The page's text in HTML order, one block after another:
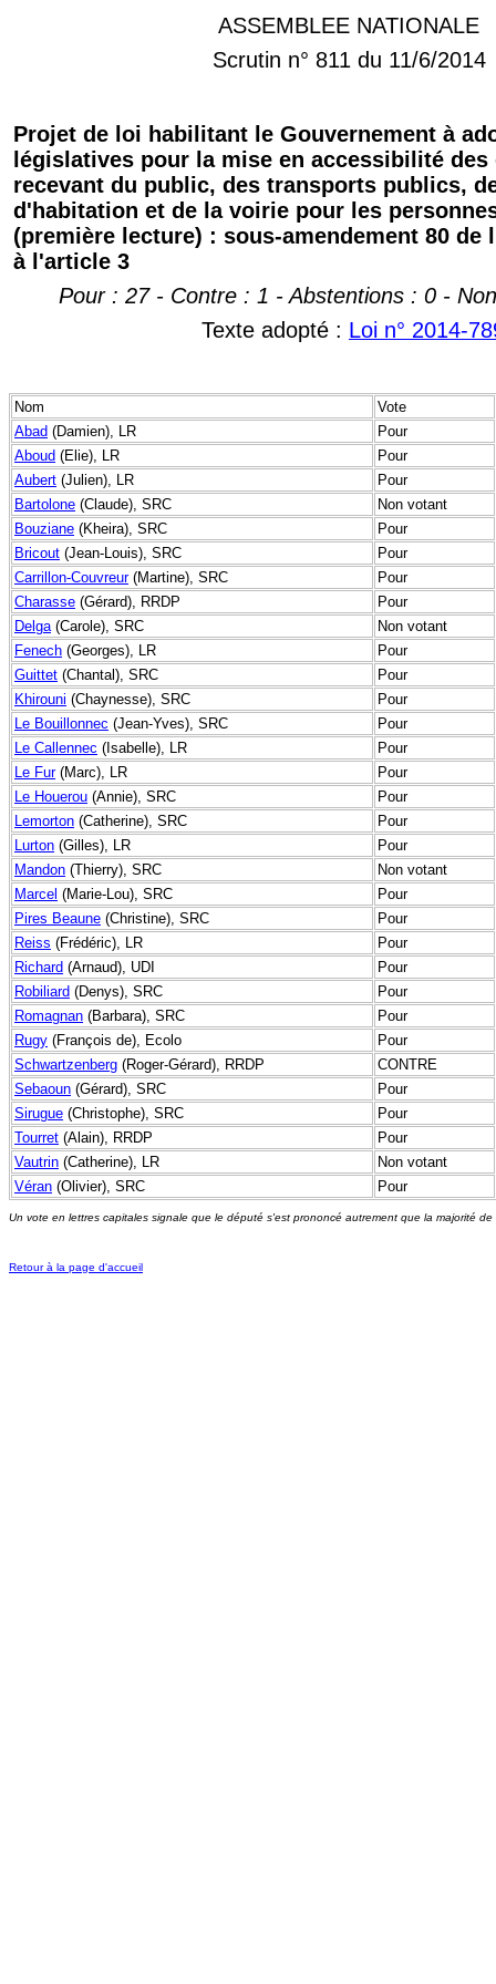
ASSEMBLEE NATIONALE
Scrutin n° 811 du 11/6/2014
Projet de loi habilitant le Gouvernement à
législatives pour la mise en accessibilité
recevant du public, des transports publics,
d'habitation et de la voirie pour les
(première lecture) : sous-amendement 80 de
à l'article 3
Pour : 27 - Contre : 1 - Abstentions : 0 -
Texte adopté : Loi n° 2014-
Nom
Vote
Abad (Damien), LR
Pour
Aboud (Elie), LR
Pour
Aubert (Julien), LR
Pour
Bartolone (Claude), SRC
Non votant
Bouziane (Kheira), SRC
Pour
Bricout (Jean-Louis), SRC
Pour
Carrillon-Couvreur(Martine), SRC
Pour
Charasse (Gérard), RRDP
Pour
Delga(Carole), SRC
Non votant
Fenech (Georges), LR
Pour
Guittet (Chantal), SRC
Pour
Khirouni (Chaynesse), SRC
Pour
Le Bouillonnec (Jean-Yves), SRC
Pour
Le Callennec (Isabelle), LR
Pour
Le Fur(Marc), LR
Pour
Le Houerou (Annie), SRC
Pour
Lemorton (Catherine), SRC
Pour
Lurton (Gilles), LR
Pour
Mandon (Thierry), SRC
Non votant
Marcel (Marie-Lou), SRC
Pour
Pires Beaune (Christine), SRC
Pour
Reiss (Frédéric), LR
Pour
Richard (Arnaud), UDI
Pour
Robiliard (Denys), SRC
Pour
Romagnan (Barbara), SRC
Pour
Rugy (François de), Ecolo
Pour
Schwartzenberg (Roger-Gérard), RRDP
CONTRE
Sebaoun (Gérard), SRC
Pour
Sirugue (Christophe), SRC
Pour
Tourret (Alain), RRDP
Pour
Vautrin (Catherine), LR
Non votant
Véran (Olivier), SRC Pour
Un vote en lettres capitales signale que le député s'est prononcé autrement que la majorité
Retour à la page d'accueil